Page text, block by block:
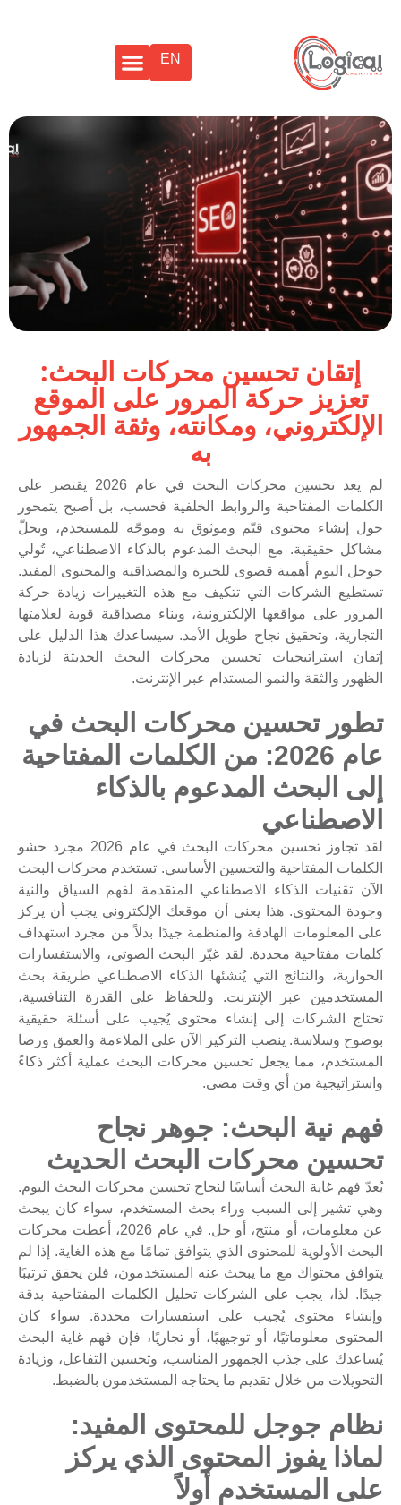
EN
إتقان تحسين محركات البحث:
تعزيز حركة المرور على الموقع
الإلكتروني، ومكانته، وثقة الجمهور
به
لم يعد تحسين محركات البحث في عام 2026 يقتصر على
الكلمات المفتاحية والروابط الخلفية فحسب، بل أصبح يتمحور
حول إنشاء محتوى قيّم وموثوق به وموجّه للمستخدم، ويحلّ
مشاكل حقيقية. مع البحث المدعوم بالذكاء الاصطناعي، تُولي
جوجل اليوم أهمية قصوى للخبرة والمصداقية والمحتوى المفيد.
تستطيع الشركات التي تتكيف مع هذه التغييرات زيادة حركة
المرور على مواقعها الإلكترونية، وبناء مصداقية قوية لعلامتها
التجارية، وتحقيق نجاح طويل الأمد. سيساعدك هذا الدليل على
إتقان استراتيجيات تحسين محركات البحث الحديثة لزيادة
الظهور والثقة والنمو المستدام عبر الإنترنت.
تطور تحسين محركات البحث في
عام 2026: من الكلمات المفتاحية
إلى البحث المدعوم بالذكاء
الاصطناعي
لقد تجاوز تحسين محركات البحث في عام 2026 مجرد حشو
الكلمات المفتاحية والتحسين الأساسي. تستخدم محركات البحث
الآن تقنيات الذكاء الاصطناعي المتقدمة لفهم السياق والنية
وجودة المحتوى. هذا يعني أن موقعك الإلكتروني يجب أن يركز
على المعلومات الهادفة والمنظمة جيدًا بدلاً من مجرد استهداف
كلمات مفتاحية محددة. لقد غيّر البحث الصوتي، والاستفسارات
الحوارية، والنتائج التي يُنشئها الذكاء الاصطناعي طريقة بحث
المستخدمين عبر الإنترنت. وللحفاظ على القدرة التنافسية،
تحتاج الشركات إلى إنشاء محتوى يُجيب على أسئلة حقيقية
بوضوح وسلاسة. ينصب التركيز الآن على الملاءمة والعمق ورضا
المستخدم، مما يجعل تحسين محركات البحث عملية أكثر ذكاءً
واستراتيجية من أي وقت مضى.
فهم نية البحث: جوهر نجاح
تحسين محركات البحث الحديث
يُعدّ فهم غاية البحث أساسًا لنجاح تحسين محركات البحث اليوم.
وهي تشير إلى السبب وراء بحث المستخدم، سواء كان يبحث
عن معلومات، أو منتج، أو حل. في عام 2026، أعطت محركات
البحث الأولوية للمحتوى الذي يتوافق تمامًا مع هذه الغاية. إذا لم
يتوافق محتواك مع ما يبحث عنه المستخدمون، فلن يحقق ترتيبًا
جيدًا. لذا، يجب على الشركات تحليل الكلمات المفتاحية بدقة
وإنشاء محتوى يُجيب على استفسارات محددة. سواء كان
المحتوى معلوماتيًا، أو توجيهيًا، أو تجاريًا، فإن فهم غاية البحث
يُساعدك على جذب الجمهور المناسب، وتحسين التفاعل، وزيادة
التحويلات من خلال تقديم ما يحتاجه المستخدمون بالضبط.
نظام جوجل للمحتوى المفيد:
لماذا يفوز المحتوى الذي يركز
على المستخدم أولاً